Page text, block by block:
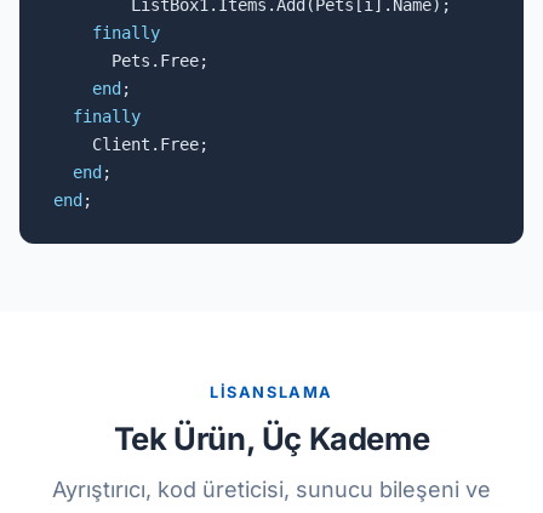
        ListBox1.Items.Add(Pets[i].Name);
finally
      Pets.Free;
end ;
finally
    Client.Free;
end
end ;
LISANSLAMA
Tek Ürün, Üç Kademe
Ayrıştırıcı, kod üreticisi, sunucu bileşeni ve